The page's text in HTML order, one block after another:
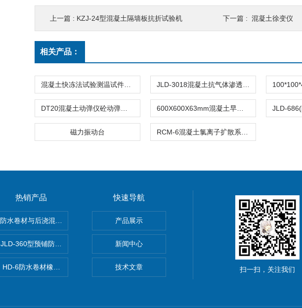
上一篇 : KZJ-24型混凝土隔墙板抗折试验机 下一篇 : 混凝土徐变仪
相关产品：
磁力振动台
热销产品
防水卷材与后浇混凝土剥离强度试验夹具
JLD-360型预铺防水卷材抗冲击性能试验仪
HD-6防水卷材橡胶测厚仪
快速导航
产品展示
新闻中心
技术文章 扫一扫，关注我们